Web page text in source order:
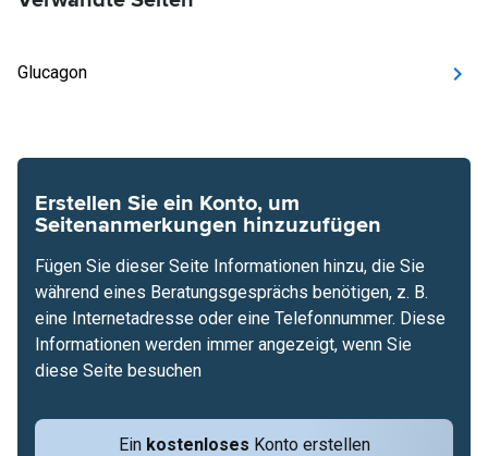
Glucagon
Erstellen Sie ein Konto, um
Seitenanmerkungen hinzuzufügen
Ein kostenloses Konto erstellen
Fügen Sie dieser Seite Informationen hinzu, die Sie
während eines Beratungsgesprächs benötigen, z. B.
eine Internetadresse oder eine Telefonnummer. Diese
Informationen werden immer angezeigt, wenn Sie
diese Seite besuchen